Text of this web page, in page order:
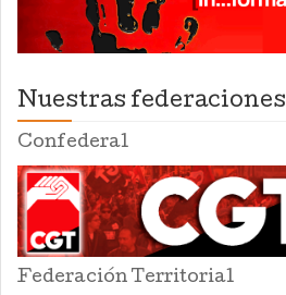
Nuestras federaciones
Confederal
Federación Territorial